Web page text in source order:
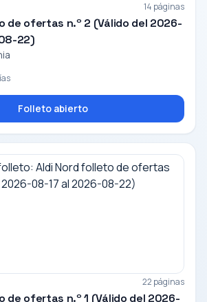
14 páginas
de ofertas n.º 2 (Válido del 2026-
22)
Folleto abierto
22 páginas
de ofertas n.º 1 (Válido del 2026-